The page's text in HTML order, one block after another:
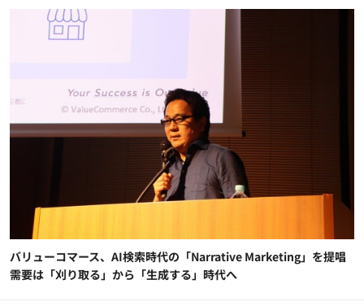
バリューコマース、AI検索時代の「Narrative Marketing」を提唱
需要は「刈り取る」から「生成する」時代へ